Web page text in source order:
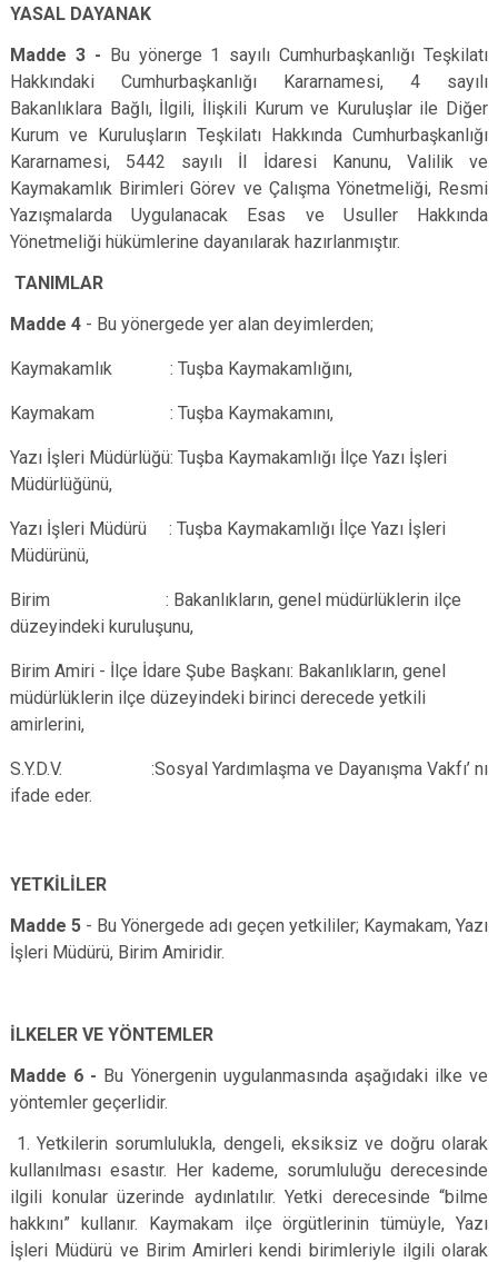
YASAL DAYANAK
Madde 3 - Bu yönerge 1 sayılı Cumhurbaşkanlığı Teşkilatı
Hakkındaki Cumhurbaşkanlığı Kararnamesi, 4 sayılı
Bakanlıklara Bağlı, İlgili, İlişkili Kurum ve Kuruluşlar ile Diğer
Kurum ve Kuruluşların Teşkilatı Hakkında Cumhurbaşkanlığı
Kararnamesi, 5442 sayılı İl İdaresi Kanunu, Valilik ve
Kaymakamlık Birimleri Görev ve Çalışma Yönetmeliği, Resmi
Yazışmalarda Uygulanacak Esas ve Usuller Hakkında
Yönetmeliği hükümlerine dayanılarak hazırlanmıştır.
TANIMLAR
Madde 4 - Bu yönergede yer alan deyimlerden;
Kaymakamlık : Tuşba Kaymakamlığını,
Kaymakam : Tuşba Kaymakamını,
Yazı İşleri Müdürlüğü: Tuşba Kaymakamlığı İlçe Yazı İşleri
Müdürlüğünü,
Yazı İşleri Müdürü : Tuşba Kaymakamlığı İlçe Yazı İşleri
Müdürünü,
Birim : Bakanlıkların, genel müdürlüklerin ilçe
düzeyindeki kuruluşunu,
Birim Amiri - İlçe İdare Şube Başkanı: Bakanlıkların, genel
müdürlüklerin ilçe düzeyindeki birinci derecede yetkili
amirlerini,
S.Y.D.V. :Sosyal Yardımlaşma ve Dayanışma Vakfı’ nı
ifade eder.
YETKİLİLER
Madde 5 - Bu Yönergede adı geçen yetkililer; Kaymakam, Yazı
İşleri Müdürü, Birim Amiridir.
İLKELER VE YÖNTEMLER
Madde 6 - Bu Yönergenin uygulanmasında aşağıdaki ilke ve
yöntemler geçerlidir.
1. Yetkilerin sorumlulukla, dengeli, eksiksiz ve doğru olarak
kullanılması esastır. Her kademe, sorumluluğu derecesinde
ilgili konular üzerinde aydınlatılır. Yetki derecesinde “bilme
hakkını” kullanır. Kaymakam ilçe örgütlerinin tümüyle, Yazı
İşleri Müdürü ve Birim Amirleri kendi birimleriyle ilgili olarak